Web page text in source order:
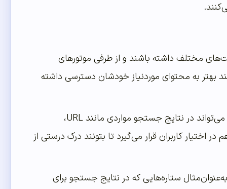
مختلف داشته باشند و از طرفی موتورهای
بهتر به محتوای موردنیاز خودشان دسترسی داشته
هر زمان شما یک محتوا در سایت خود منتشر می‌کنید و کاربر آن محتوا را جستجو می‌کند می‌تواند در نتایج جستجو مواردی مانند URL،
کاربران قرار می‌گیرد تا بتونند درک درستی از
ستاره‌هایی که در نتایج جستجو برای